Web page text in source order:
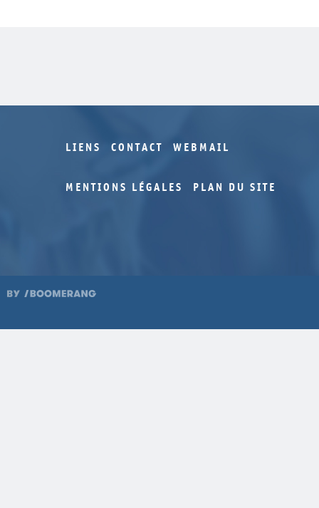
LIENS CONTACT WEBMAIL
MENTIONS LÉGALES PLAN DU SITE